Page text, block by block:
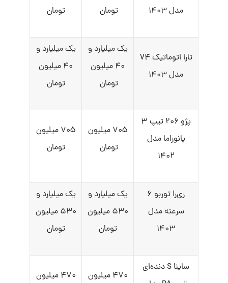
مدل ۱۴۰۳
تومان
تومان
تارا اتوماتیک V۴
مدل ۱۴۰۳
یک میلیارد و
۴۰ میلیون
تومان
یک میلیارد و
۴۰ میلیون
تومان
پژو ۲۰۶ تیپ ۳
پانوراما مدل
۱۴۰۲
۷۰۵ میلیون
تومان
۷۰۵ میلیون
تومان
ری‌را توربو ۶
سرعته مدل
۱۴۰۳
یک میلیارد و
۵۳۰ میلیون
تومان
یک میلیارد و
۵۳۰ میلیون
تومان
ساینا S دنده‌ای
۴۷۰ میلیون ۴۷۰ میلیون